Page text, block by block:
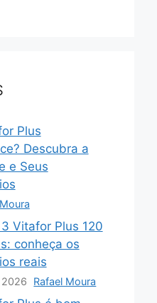
Plus
Descubra a
e Seus
Vitafor Plus 120
conheça os
reais
Rafael Moura